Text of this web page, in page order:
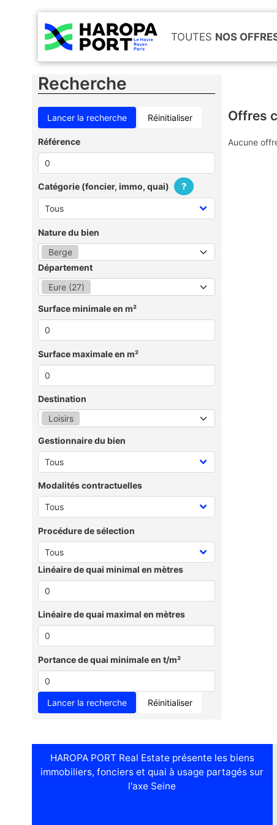
TOUTES NOS
Recherche
Réinitialiser
Référence
Catégorie (foncier, immo, quai) ?
Nature du bien
Berge
Département
Eure (27)
Surface minimale en m²
Surface maximale en m²
Destination
Loisirs
Gestionnaire du bien
Modalités contractuelles
Procédure de sélection
Linéaire de quai minimal en mètres
Linéaire de quai maximal en mètres
Portance de quai minimale en t/m²
Réinitialiser
Offres
Aucune
HAROPA PORT Real Estate présente les biens
immobiliers, fonciers et quai à usage partagés sur
l'axe Seine